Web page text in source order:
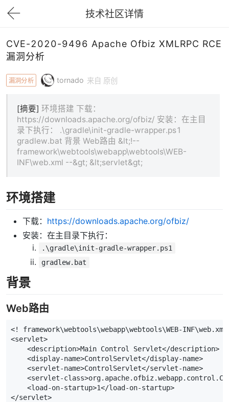
技术社区详情
下拉刷新
CVE-2020-9496 Apache Ofbiz XMLRPC RCE
漏洞分析
漏洞分析 tornado 来自 原创
[摘要] 环境搭建 下载：
https://downloads.apache.org/ofbiz/ 安装：在主目
录下执行： .\gradle\init-gradle-wrapper.ps1
gradlew.bat 背景 Web路由 &lt;!--
framework\webtools\webapp\webtools\WEB-
INF\web.xml --&gt; &lt;servlet&gt;
环境搭建
下载： https://downloads.apache.org/ofbiz/
安装：在主目录下执行：
.\gradle\init-gradle-wrapper.ps1
gradlew.bat
背景
Web路由
<! framework\webtools\webapp\webtools\WEB-
<servlet>
<description>Main Control Servlet</description>
<display-name>ControlServlet</display-name>
<servlet-name>ControlServlet</servlet-name>
<servlet-class>
<load-on-startup>1</load-on-startup>
</servlet>